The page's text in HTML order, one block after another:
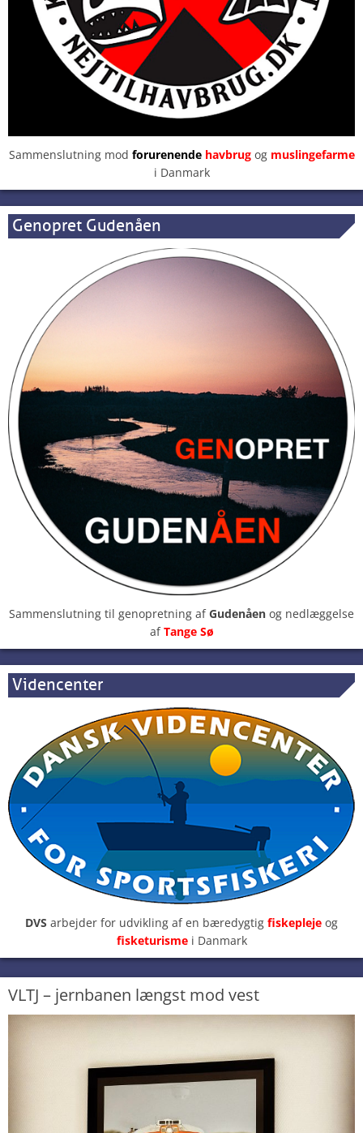
Sammenslutning mod forurenendehavbrugog muslingefarme
i Danmark
Genopret Gudenåen
Sammenslutning til genopretning afGudenåen og nedlæggelse
afTange Sø
Videncenter
DVS arbejder for udvikling af en bæredygtig fiskepleje og
fisketurisme i Danmark
VLTJ – jernbanen længst mod vest